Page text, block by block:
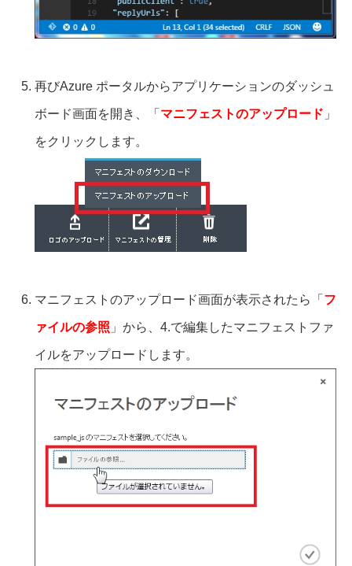
再びAzure ポータルからアプリケーションのダッシュ
ボード画面を開き、「 マニフェストのアップロード 」
をクリックします。
マニフェストのアップロード画面が表示されたら「 フ
ァイルの参照 」から、4.で編集したマニフェストファ
イルをアップロードします。